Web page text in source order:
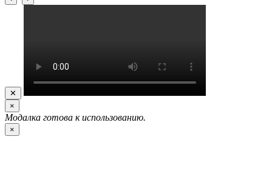
✕
×
Модалка готова к использованию.
×